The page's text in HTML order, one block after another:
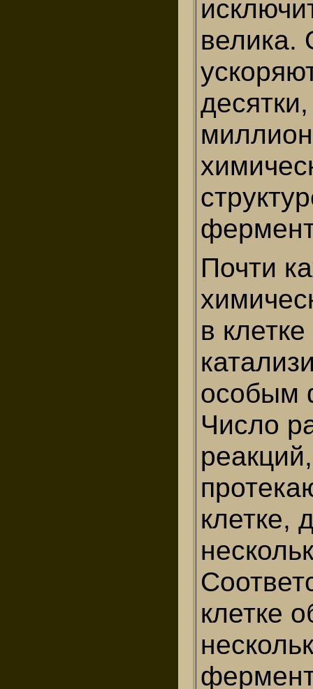
велика.
Почти
в клетке
особым
Число
реакций,
клетке,
клетке